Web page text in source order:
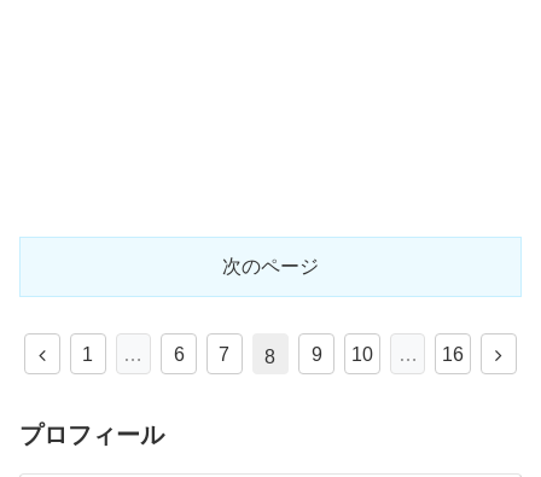
次のページ
1 … 6 7 8 9 10 … 16
プロフィール